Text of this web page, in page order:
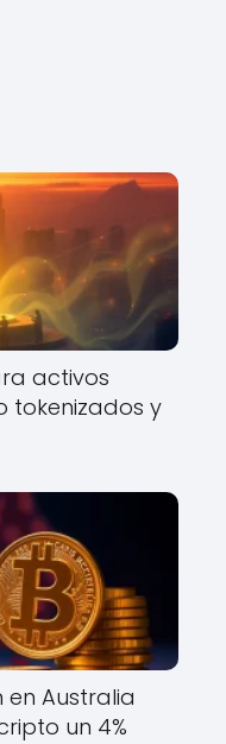
activos
tokenizados y
en Australia
un 4%